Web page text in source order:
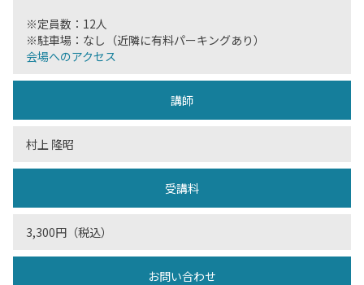
※定員数：12人
※駐車場：なし（近隣に有料パーキングあり）
会場へのアクセス
講師
村上 隆昭
受講料
3,300円（税込）
お問い合わせ